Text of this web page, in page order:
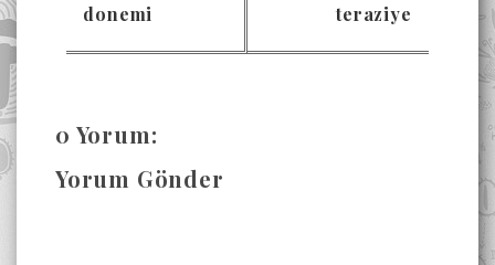
donemi
teraziye
0 Yorum:
Yorum Gönder